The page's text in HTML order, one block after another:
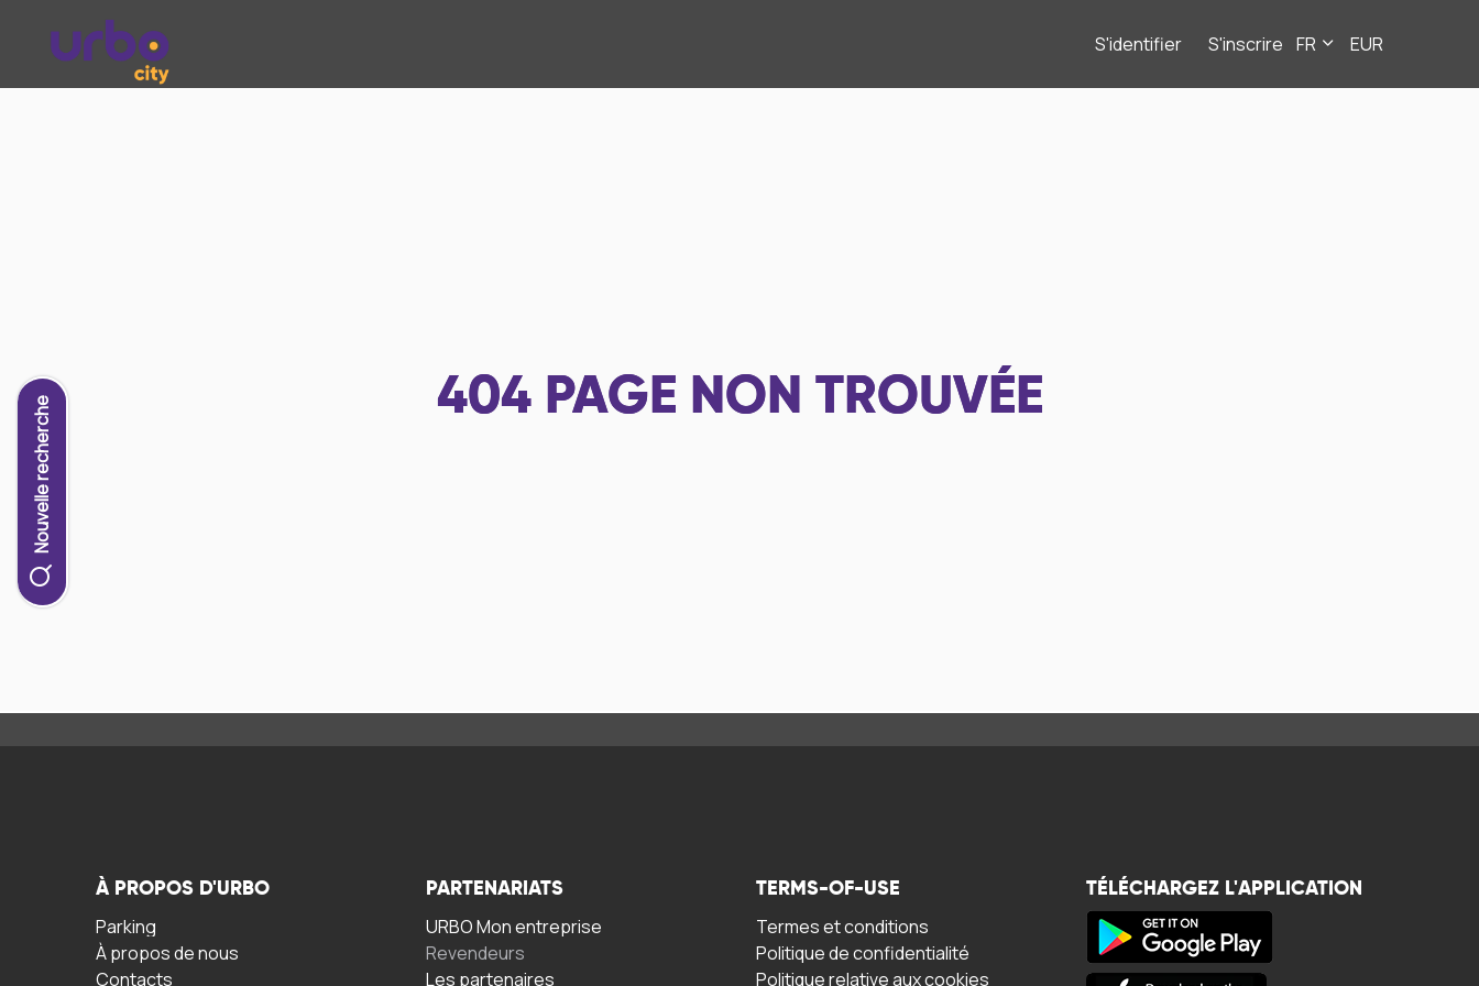
S'identifier S'inscrire FR EUR
Nouvelle recherche 404 PAGE NON TROUVÉE
À PROPOS D'URBO
Parking
À propos de nous
Contacts
PARTENARIATS
URBO Mon entreprise
Revendeurs
Les partenaires
TERMS-OF-USE
Termes et conditions
Politique de confidentialité
Politique relative aux cookies
TÉLÉCHARGEZ L'APPLICATION